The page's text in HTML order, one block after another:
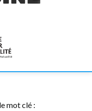
mot clé :